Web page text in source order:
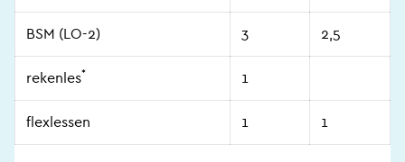
BSM (LO-2) 3 2,5
rekenles* 1
flexlessen 1 1